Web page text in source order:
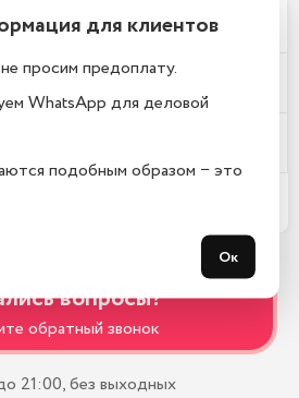
восстановленные?
цены?
вопросы?
обратный звонок
21:00, без выходных
для клиентов
просим предоплату.
WhatsApp для деловой
подобным образом − это
Ок